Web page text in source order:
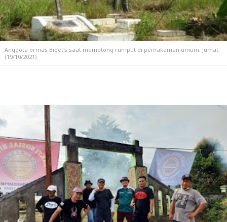
Anggota ormas Biget's saat memotong rumput di pemakaman umum, Jumat
(19/10/2021)